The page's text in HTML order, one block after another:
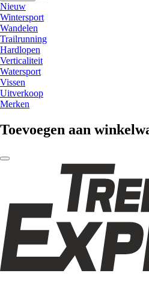
Nieuw
Wintersport
Wandelen
Trailrunning
Hardlopen
Verticaliteit
Watersport
Vissen
Uitverkoop
Merken
Toevoegen aan